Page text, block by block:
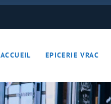
ACCUEIL EPICERIE VRAC
Boulangerie
Conserves